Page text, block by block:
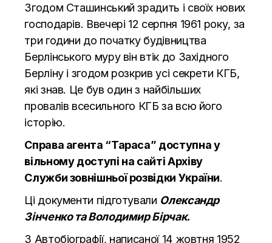
Згодом Сташинський зрадить і своїх нових
господарів. Ввечері 12 серпня 1961 року, за
три години до початку будівництва
Берлінського муру він втік до Західного
Берліну і згодом розкрив усі секрети КГБ,
які знав. Це був один з найбільших
провалів всесильного КГБ за всю його
історію.
Справа агента “Тараса” доступна у
вільному доступі на сайтіАрхіву
Служби зовнішньої розвідки України.
Ці документи підготували Олександр
Зінченко та Володимир Бірчак.
З Автобіографії, написаної 14 жовтня 1952